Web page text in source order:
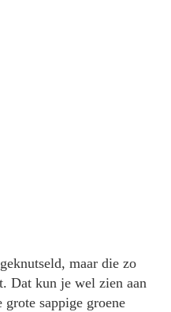
maar die zo
Dat kun je wel zien aan
sappige groene